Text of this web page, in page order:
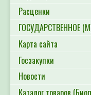
Расценки
ГОСУДАРСТВЕННОЕ
Карта сайта
Госзакупки
Новости
Каталог товаров